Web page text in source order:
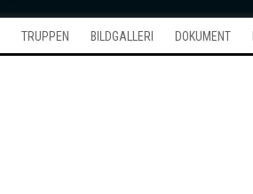
TRUPPEN BILDGALLERI DOKUMENT